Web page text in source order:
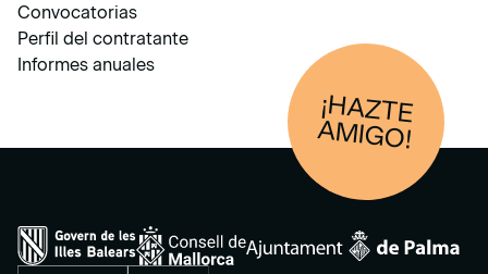
Convocatorias
Perfil del contratante
Informes anuales
¡HAZTE
AM
IGO!